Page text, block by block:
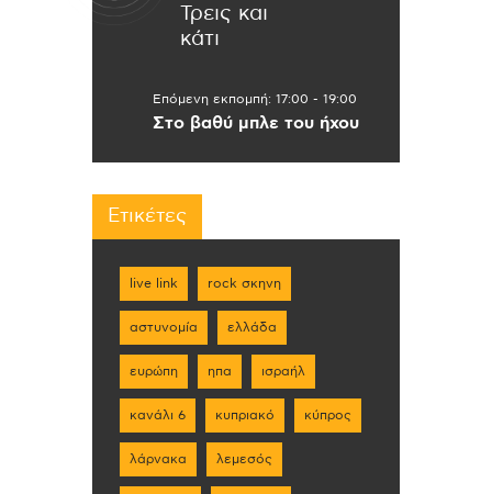
Τρεις και
κάτι
Επόμενη εκπομπή: 17:00 - 19:00
Στο βαθύ μπλε του ήχου
Ετικέτες
live link rock σκηνη
αστυνομία ελλάδα
ευρώπη ηπα ισραήλ
κανάλι 6 κυπριακό κύπρος
λάρνακα λεμεσός